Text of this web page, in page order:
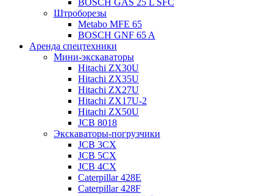
Штроборезы
Metabo MFE 65
BOSCH GNF 65 A
Аренда спецтехники
Мини-экскаваторы
Hitachi ZX30U
Hitachi ZX35U
Hitachi ZX27U
Hitachi ZX17U-2
Hitachi ZX50U
JCB 8018
Экскаваторы-погрузчики
JCB 3CX
JCB 5CX
JCB 4CX
Caterpillar 428E
Caterpillar 428F